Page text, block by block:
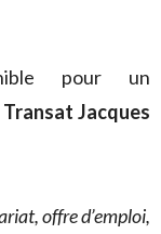
pour un
Transat Jacques
offre d’emploi,